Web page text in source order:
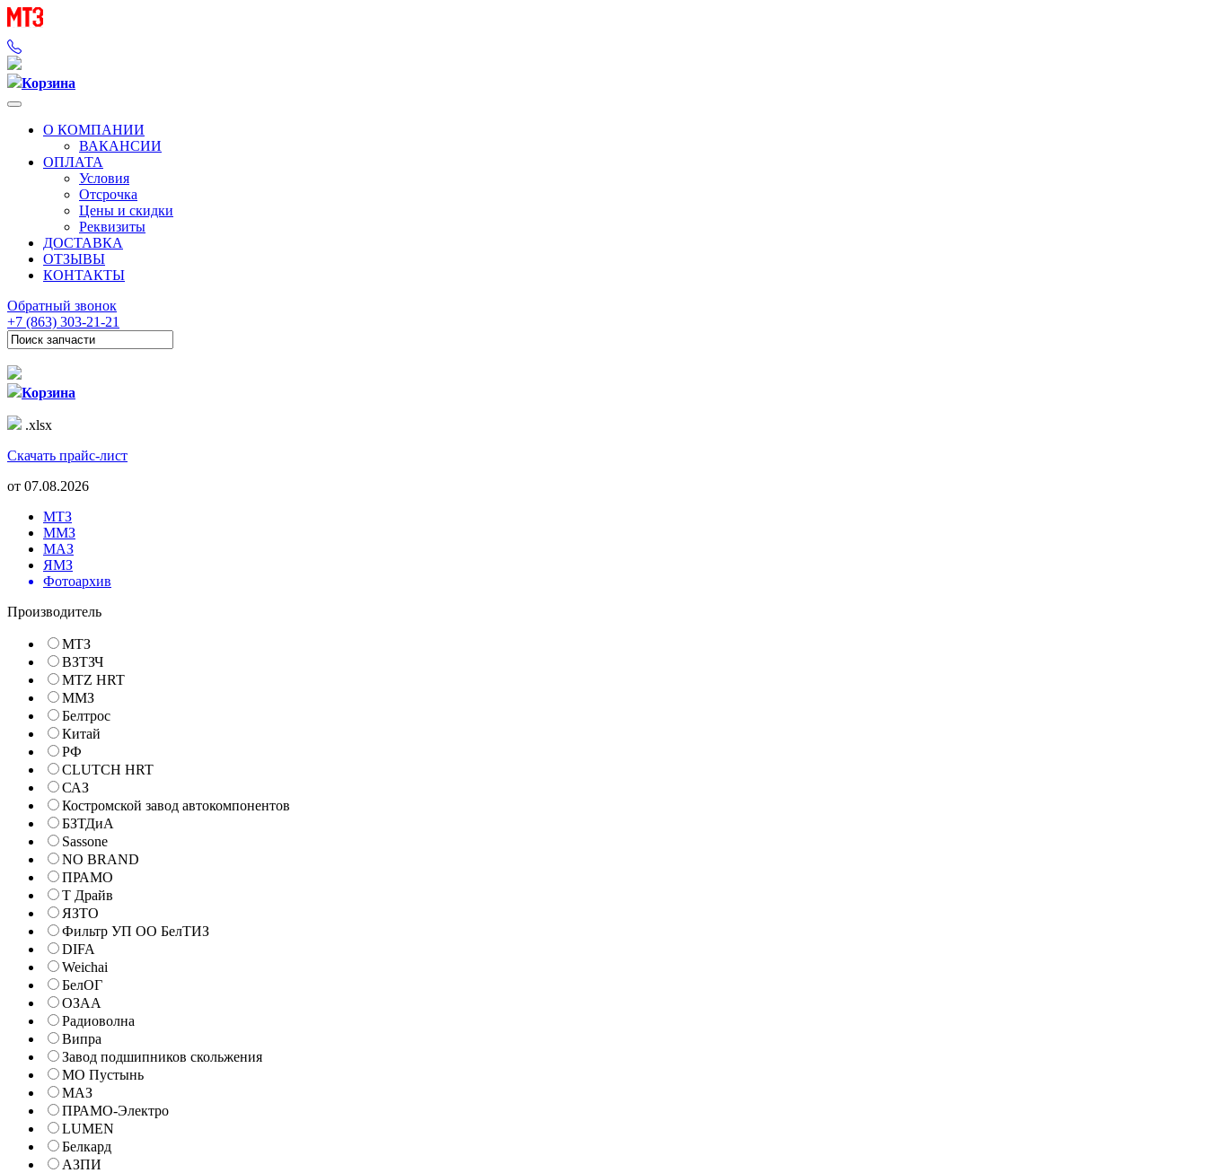
Корзина
О КОМПАНИИ
ВАКАНСИИ
ОПЛАТА
Условия
Отсрочка
Цены и скидки
Реквизиты
ДОСТАВКА
ОТЗЫВЫ
КОНТАКТЫ
Обратный звонок
+7 (863) 303-21-21
Корзина
.xlsx
Скачать прайс-лист
от 07.08.2026
МТЗ
ММЗ
МАЗ
ЯМЗ
Фотоархив
Производитель
МТЗ
ВЗТЗЧ
MTZ HRT
ММЗ
Белтрос
Китай
РФ
CLUTCH HRT
САЗ
Костромской завод автокомпонентов
БЗТДиА
Sassone
NO BRAND
ПРАМО
Т Драйв
ЯЗТО
Фильтр УП ОО БелТИЗ
DIFA
Weichai
БелОГ
ОЗАА
Радиоволна
Випра
Завод подшипников скольжения
МО Пустынь
МАЗ
ПРАМО-Электро
LUMEN
Белкард
АЗПИ